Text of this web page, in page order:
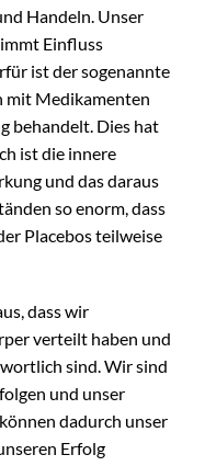
Handeln. Unser
Einfluss
ist der sogenannte
mit Medikamenten
behandelt. Dies hat
ist die innere
und das daraus
so enorm, dass
Placebos teilweise
dass wir
verteilt haben und
sind. Wir sind
und unser
dadurch unser
Erfolg